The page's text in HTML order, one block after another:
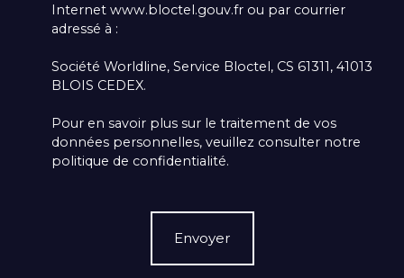
Internet www.bloctel.gouv.fr ou par courrier
adressé à :
Société Worldline, Service Bloctel, CS 61311, 41013
BLOIS CEDEX.
Pour en savoir plus sur le traitement de vos
données personnelles, veuillez consulter notre
politique de confidentialité.
Envoyer